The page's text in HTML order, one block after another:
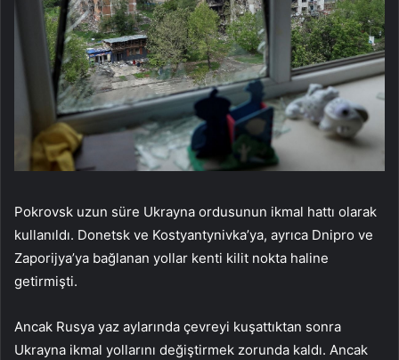
Pokrovsk uzun süre Ukrayna ordusunun ikmal hattı olarak
kullanıldı. Donetsk ve Kostyantynivka’ya, ayrıca Dnipro ve
Zaporijya’ya bağlanan yollar kenti kilit nokta haline
getirmişti.
Ancak Rusya yaz aylarında çevreyi kuşattıktan sonra
Ukrayna ikmal yollarını değiştirmek zorunda kaldı. Ancak